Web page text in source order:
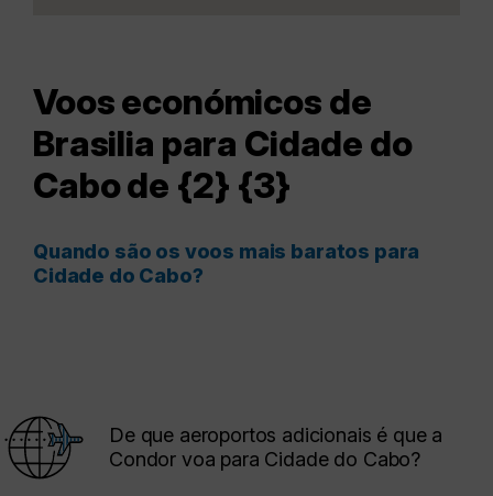
Voos económicos de
Brasilia para Cidade do
Cabo de {2} {3}
Quando são os voos mais baratos para
Cidade do Cabo?
De que aeroportos adicionais é que a
Condor voa para Cidade do Cabo?